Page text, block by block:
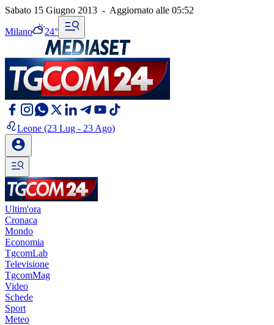
Sabato 15 Giugno 2013 - Aggiornato alle 05:52
Milano 24°
Leone (23 Lug - 23 Ago)
Ultim'ora
Cronaca
Mondo
Economia
TgcomLab
Televisione
TgcomMag
Video
Schede
Sport
Meteo